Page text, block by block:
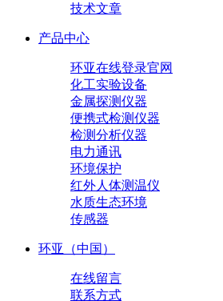
技术文章
产品中心
环亚在线登录官网
化工实验设备
金属探测仪器
便携式检测仪器
检测分析仪器
电力通讯
环境保护
红外人体测温仪
水质生态环境
传感器
环亚（中国）
在线留言
联系方式